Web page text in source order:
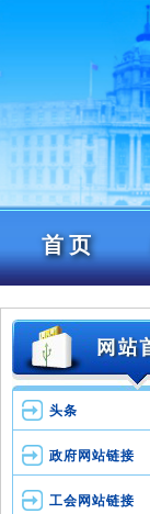
首页
头条
政府网站链接
工会网站链接